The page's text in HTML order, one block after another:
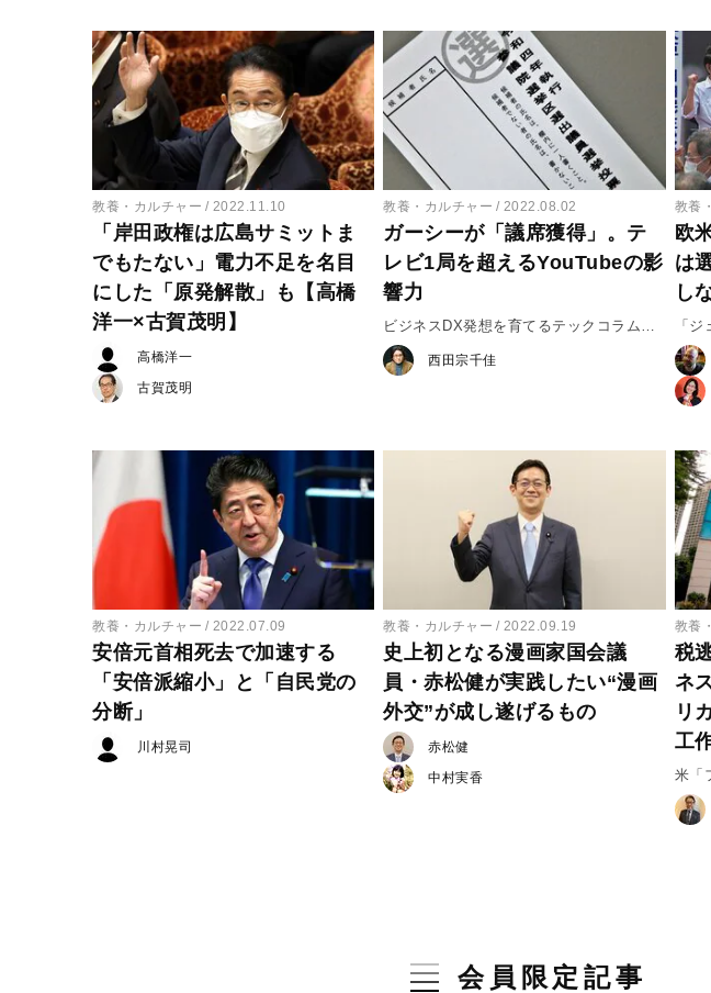
教養・カルチャー 2022.11.10
「岸田政権は広島サミットま
でもたない」電力不足を名目
にした「原発解散」も【高橋
洋一×古賀茂明】
高橋洋一
古賀茂明
教養・カルチャー 2022.08.02
ガーシーが「議席獲得」。テ
レビ1局を超えるYouTubeの影
響力
ビジネスDX発想を育てるテックコラム
#3
西田宗千佳
教養
欧
は
し
「
ア・
教養・カルチャー 2022.07.09
安倍元首相死去で加速する
「安倍派縮小」と「自民党の
分断」
川村晃司
教養・カルチャー 2022.09.19
史上初となる漫画家国会議
員・赤松健が実践したい“漫画
外交”が成し遂げるもの
赤松健
中村実香
教養
税
ネ
リ
工
米「
いて
会員限定記事